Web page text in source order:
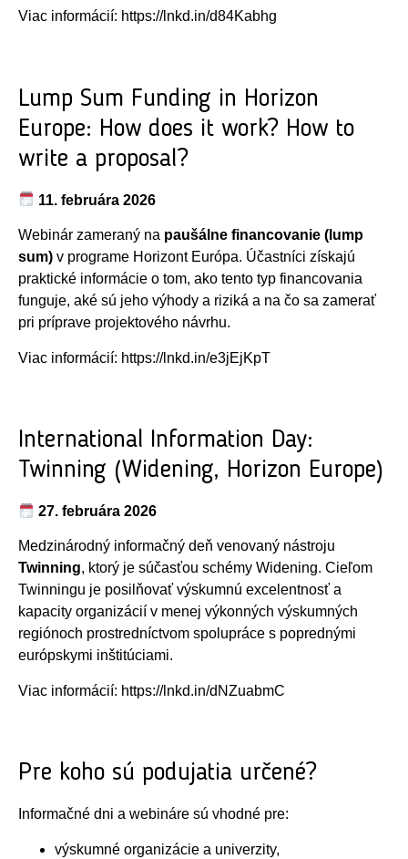
Viac informácií: https://lnkd.in/d84Kabhg
Lump Sum Funding in Horizon
Europe: How does it work? How to
write a proposal?
11. februára 2026
Webinár zameraný na paušálne financovanie (lump
sum) v programe Horizont Európa. Účastníci získajú
praktické informácie o tom, ako tento typ financovania
funguje, aké sú jeho výhody a riziká a na čo sa zamerať
pri príprave projektového návrhu.
Viac informácií: https://lnkd.in/e3jEjKpT
International Information Day:
Twinning (Widening, Horizon Europe)
27. februára 2026
Medzinárodný informačný deň venovaný nástroju
Twinning, ktorý je súčasťou schémy Widening. Cieľom
Twinningu je posilňovať výskumnú excelentnosť a
kapacity organizácií v menej výkonných výskumných
regiónoch prostredníctvom spolupráce s poprednými
európskymi inštitúciami.
Viac informácií: https://lnkd.in/dNZuabmC
Pre koho sú podujatia určené?
Informačné dni a webináre sú vhodné pre:
výskumné organizácie a univerzity,